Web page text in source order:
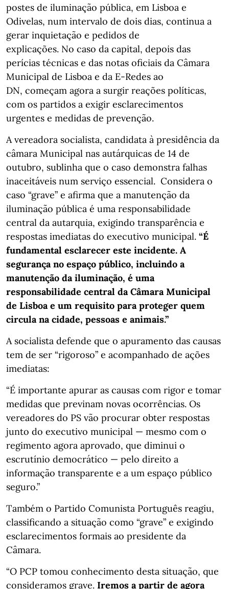
postes de iluminação pública, em Lisboa e
Odivelas, num intervalo de dois dias, continua a
gerar inquietação e pedidos de
explicações. No caso da capital, depois das
perícias técnicas e das notas oficiais da Câmara
Municipal de Lisboa e da E-Redes ao
DN, começam agora a surgir reações políticas,
com os partidos a exigir esclarecimentos
urgentes e medidas de prevenção.
A vereadora socialista, candidata à presidência da
câmara Municipal nas autárquicas de 14 de
outubro, sublinha que o caso demonstra falhas
inaceitáveis num serviço essencial. Considera o
caso “grave” e afirma que a manutenção da
iluminação pública é uma responsabilidade
central da autarquia, exigindo transparência e
respostas imediatas do executivo municipal. “É
fundamental esclarecer este incidente. A
segurança no espaço público, incluindo a
manutenção da iluminação, é uma
responsabilidade central da Câmara Municipal
de Lisboa e um requisito para proteger quem
circula na cidade, pessoas e animais.”
A socialista defende que o apuramento das causas
tem de ser “rigoroso” e acompanhado de ações
imediatas:
“É importante apurar as causas com rigor e tomar
medidas que previnam novas ocorrências. Os
vereadores do PS vão procurar obter respostas
junto do executivo municipal — mesmo com o
regimento agora aprovado, que diminui o
escrutínio democrático — pelo direito a
informação transparente e a um espaço público
seguro.”
Também o Partido Comunista Português reagiu,
classificando a situação como “grave” e exigindo
esclarecimentos formais ao presidente da
Câmara.
“O PCP tomou conhecimento desta situação, que
consideramos grave. Iremos a partir de agora